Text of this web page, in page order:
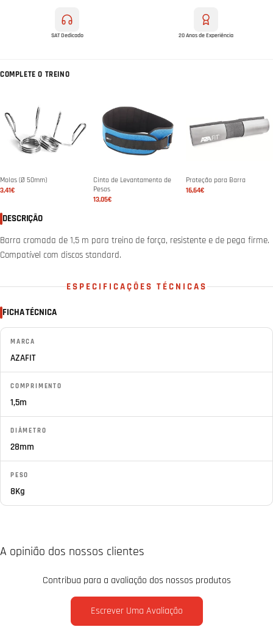
SAT Dedicado 20 Anos de Experiência
COMPLETE O TREINO
Molas (Ø 50mm)
3,41€
Cinto de Levantamento de
Pesos
13,05€
Proteção para Barra
16,64€
DESCRIÇÃO
Barra cromada de 1,5 m para treino de força, resistente e de pega firme.
Compatível com discos standard.
ESPECIFICAÇÕES TÉCNICAS
FICHA TÉCNICA
MARCA
AZAFIT
COMPRIMENTO
1,5m
DIÂMETRO
28mm
PESO
8Kg
A opinião dos nossos clientes
Contribua para a avaliação dos nossos produtos
Escrever Uma Avaliação